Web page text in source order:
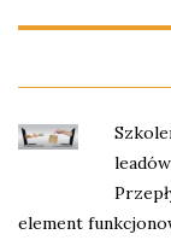
element